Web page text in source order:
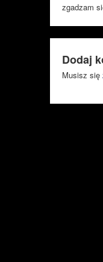
zgadzam
Dodaj
Musisz się